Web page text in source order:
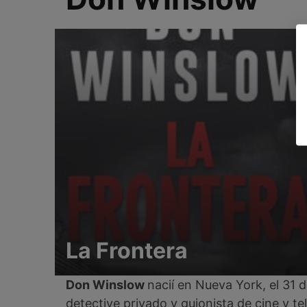
La Frontera
Don Winslow nacií en Nueva York, el 31
detective privado y guionista de cine y